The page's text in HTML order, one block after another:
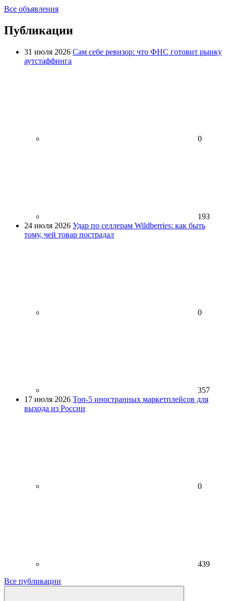
Все объявления
Публикации
31 июля 2026 Сам себе ревизор: что ФНС готовит рынку
аутстаффинга
0
193
24 июля 2026 Удар по селлерам Wildberries: как быть
тому, чей товар пострадал
0
357
17 июля 2026 Топ-5 иностранных маркетплейсов для
выхода из России
0
439
Все публикации